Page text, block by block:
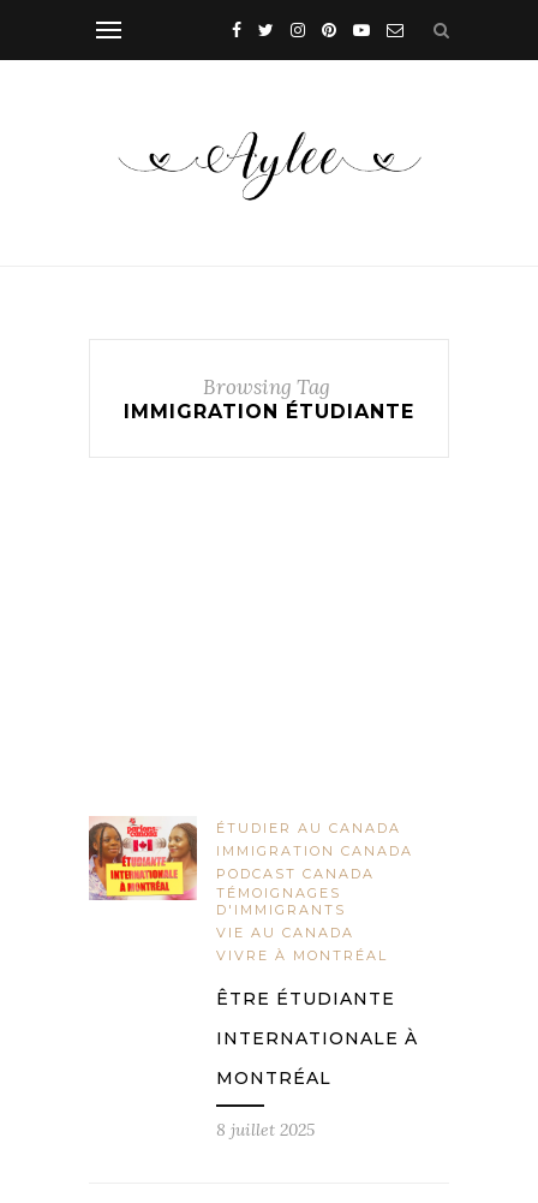
Browsing Tag
IMMIGRATION ÉTUDIANTE
ÉTUDIER AU CANADA
IMMIGRATION CANADA
PODCAST CANADA
TÉMOIGNAGES
D'IMMIGRANTS
VIE AU CANADA
VIVRE À MONTRÉAL
ÊTRE ÉTUDIANTE
INTERNATIONALE À
MONTRÉAL
8 juillet 2025